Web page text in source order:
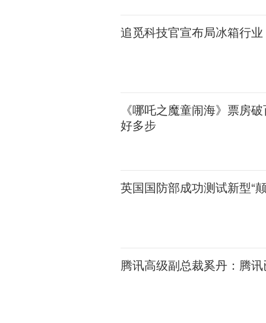
追觅科技官宣布局冰箱行
《哪吒之魔童闹海》票房
好多步
英国国防部成功测试新型“
腾讯高级副总裁奚丹：腾